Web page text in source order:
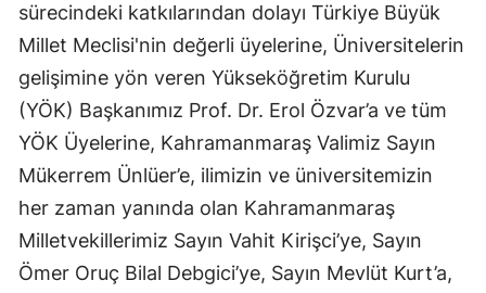
sürecindeki katkılarından dolayı Türkiye Büyük
Millet Meclisi'nin değerli üyelerine, Üniversitelerin
gelişimine yön veren Yükseköğretim Kurulu
(YÖK) Başkanımız Prof. Dr. Erol Özvar’a ve tüm
YÖK Üyelerine, Kahramanmaraş Valimiz Sayın
Mükerrem Ünlüer’e, ilimizin ve üniversitemizin
her zaman yanında olan Kahramanmaraş
Milletvekillerimiz Sayın Vahit Kirişci’ye, Sayın
Ömer Oruç Bilal Debgici’ye, Sayın Mevlüt Kurt’a,